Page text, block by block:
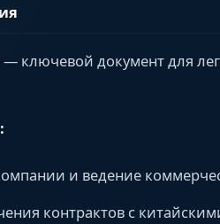
— ключевой документ для
и ведение
контрактов с